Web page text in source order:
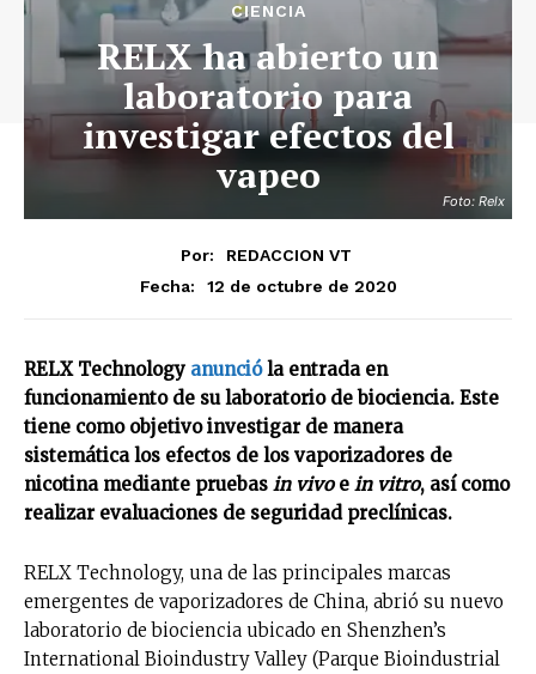
Foto: Relx
CIENCIA
RELX ha abierto un
laboratorio para
investigar efectos del
vapeo
Por:
REDACCION VT
Fecha:
12 de octubre de 2020
RELX Technology anuncióla entrada en
funcionamiento de su laboratorio de biociencia. Este
tiene como objetivo investigar de manera
sistemática los efectos de los vaporizadores de
nicotina mediante pruebas in vivoe in vitro, así como
realizar evaluaciones de seguridad preclínicas.
RELX Technology, una de las principales marcas
emergentes de vaporizadores de China, abrió su nuevo
laboratorio de biociencia ubicado en Shenzhen’s
International Bioindustry Valley (Parque Bioindustrial